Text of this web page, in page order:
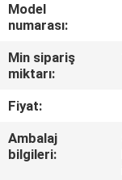
FABRIKA
KALITE
KONTROL
Model
numarası:
Min sipariş
miktarı:
Fiyat:
Ambalaj
bilgileri: